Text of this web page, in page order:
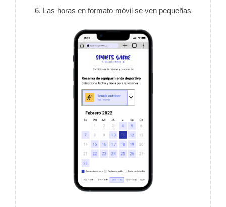
6. Las horas en formato móvil se ven pequeñas